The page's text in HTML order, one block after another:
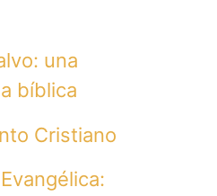
una
bíblica
Cristiano